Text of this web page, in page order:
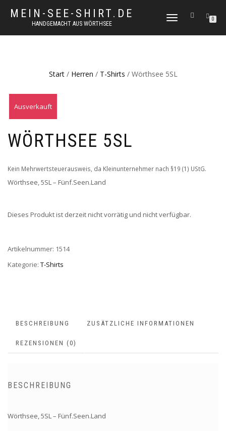
MEIN-SEE-SHIRT.DE
HANDGEMACHT AUS WÖRTHSEE
NAVIGATION
0
Start/ Herren / T-Shirts / Wörthsee 5SL
Ausverkauft
WÖRTHSEE 5SL
Kein Mehrwertsteuerausweis, da Kleinunternehmer nach §19 (1) UStG.
Wörthsee, 5SL – Fünf.Seen.Land
Dieses Produkt ist derzeit nicht vorrätig und nicht verfügbar.
Artikelnummer: 1514
Kategorie: T-Shirts
BESCHREIBUNG ZUSÄTZLICHE INFORMATIONEN
REZENSIONEN (0)
BESCHREIBUNG
Wörthsee, 5SL – Fünf.Seen.Land